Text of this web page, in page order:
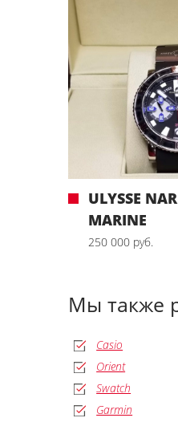
ULYSSE
MARINE
250 000 руб.
Мы также
Casio
Orient
Swatch
Garmin